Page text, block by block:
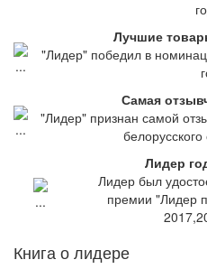
Лучшие
"Лидер" победил в
Самая
"Лидер" признан самой
Лидер
Лидер был
премии "Лидер
Книга о лидере